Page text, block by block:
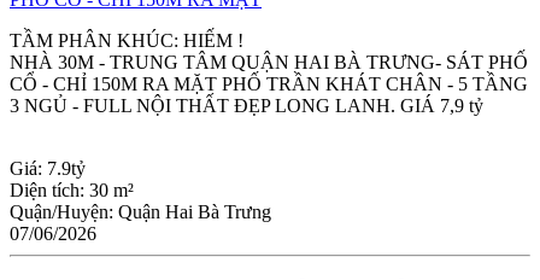
TẦM PHÂN KHÚC: HIẾM !
NHÀ 30M - TRUNG TÂM QUẬN HAI BÀ TRƯNG- SÁT PHỐ
CỔ - CHỈ 150M RA MẶT PHỐ TRẦN KHÁT CHÂN - 5 TẦNG
3 NGỦ - FULL NỘI THẤT ĐẸP LONG LANH. GIÁ 7,9 tỷ
Giá: 7.9tỷ
Diện tích: 30 m²
Quận/Huyện: Quận Hai Bà Trưng
07/06/2026